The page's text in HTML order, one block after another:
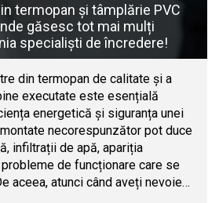
termopan și tâmplărie PVC
găsesc tot mai mulți
specialiști de încredere!
din termopan de calitate și a
executate este esențială
energetică și siguranța unei
necorespunzător pot duce
infiltrații de apă, apariția
de funcționare care se
aceea, atunci când aveți nevoie…